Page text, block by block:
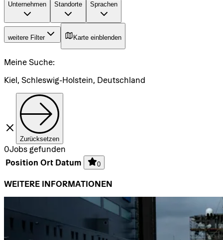
Unternehmen Standorte Sprachen
weitere Filter Karte einblenden
Meine Suche:
Kiel, Schleswig-Holstein, Deutschland
Zurücksetzen
0Jobs gefunden
Position Ort Datum 0
WEITERE INFORMATIONEN